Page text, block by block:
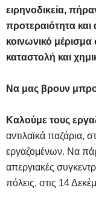
ειρηνοδικεία,
προτεραιότητα
κοινωνικό μέρισμα
καταστολή και
Να μας βρουν
Καλούμε τους
αντιλαϊκά παζάρια,
εργαζομένων. Να
απεργιακές
πόλεις, στις 14